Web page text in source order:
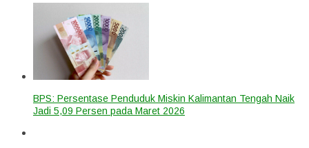
BPS: Persentase Penduduk Miskin Kalimantan Tengah Naik
Jadi 5,09 Persen pada Maret 2026